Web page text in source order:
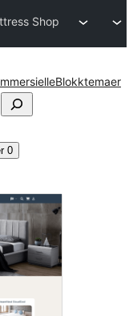
Shop
Blokktemaer
0